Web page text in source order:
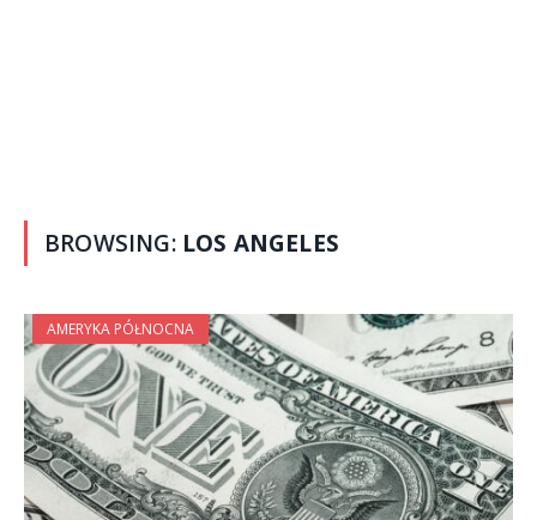
BROWSING: LOS ANGELES
AMERYKA PÓŁNOCNA